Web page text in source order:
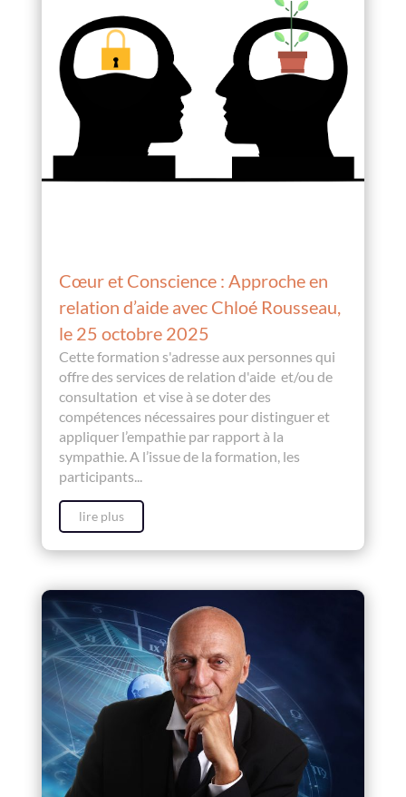
Cœur et Conscience : Approche en
relation d’aide avec Chloé Rousseau,
le 25 octobre 2025
Cette formation s'adresse aux personnes qui
offre des services de relation d'aide et/ou de
consultation et vise à se doter des
compétences nécessaires pour distinguer et
appliquer l’empathie par rapport à la
sympathie. A l’issue de la formation, les
participants...
lire plus